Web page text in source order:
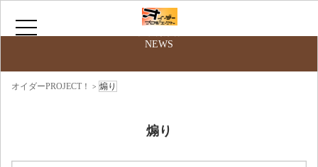
HOME
お問い合わせ
NEWS
オイダーPROJECT！ > 煽り
煽り